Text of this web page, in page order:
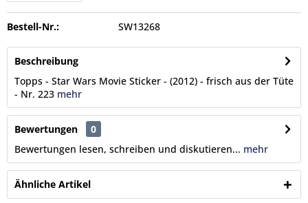
Bestell-Nr.: SW13268
Beschreibung
Topps - Star Wars Movie Sticker - (2012) - frisch aus der Tüte
- Nr. 223 mehr
Bewertungen
0
Bewertungen lesen, schreiben und diskutieren... mehr
Ähnliche Artikel